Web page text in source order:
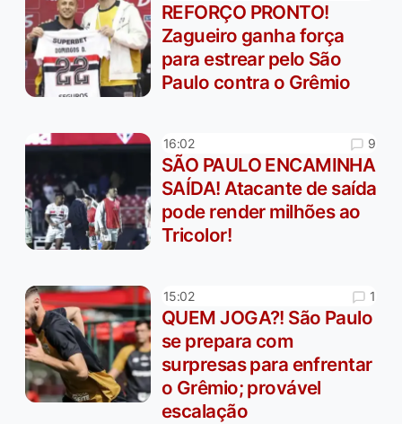
REFORÇO PRONTO!
Zagueiro ganha força
para estrear pelo São
Paulo contra o Grêmio
16:02 9
SÃO PAULO ENCAMINHA
SAÍDA! Atacante de saída
pode render milhões ao
Tricolor!
15:02 1
QUEM JOGA?! São Paulo
se prepara com
surpresas para enfrentar
o Grêmio; provável
escalação